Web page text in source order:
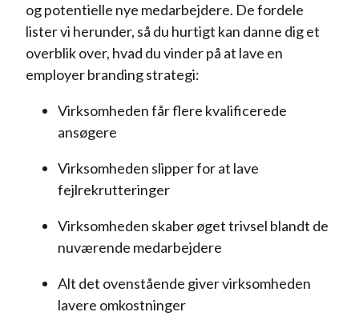
og potentielle nye medarbejdere. De fordele
lister vi herunder, så du hurtigt kan danne dig et
overblik over, hvad du vinder på at lave en
employer branding strategi:
Virksomheden får flere kvalificerede
ansøgere
Virksomheden slipper for at lave
fejlrekrutteringer
Virksomheden skaber øget trivsel blandt de
nuværende medarbejdere
Alt det ovenstående giver virksomheden
lavere omkostninger